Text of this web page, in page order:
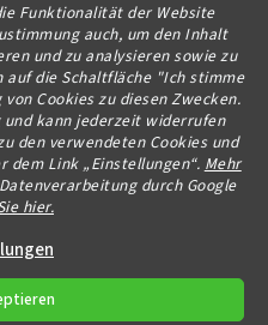
Funktionalität der Website
auch, um den Inhalt
und zu analysieren sowie zu
auf die Schaltfläche "Ich stimme
Cookies zu diesen Zwecken.
kann jederzeit widerrufen
den verwendeten Cookies und
dem Link „Einstellungen“. Mehr
durch Google
hier.
Shoptet
Rechte vorbehalten.Cookie-